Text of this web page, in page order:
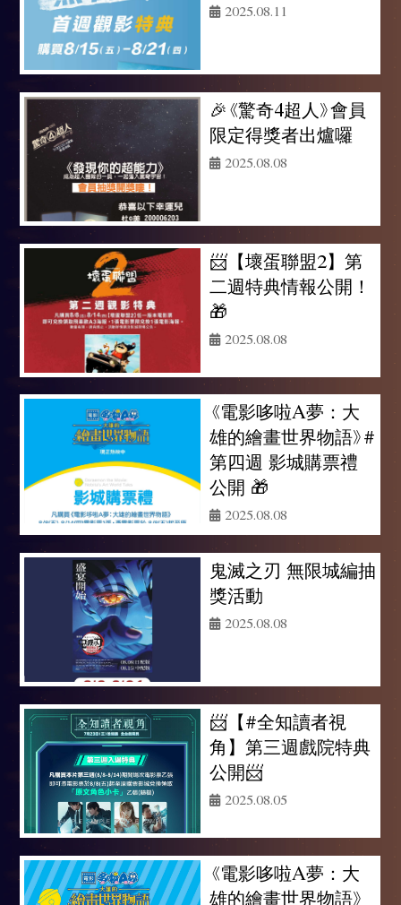
2025.08.11
🎉《驚奇4超人》會員
限定得獎者出爐囉
2025.08.08
📨【壞蛋聯盟2】第
二週特典情報公開！
🎁
2025.08.08
《電影哆啦A夢：大
雄的繪畫世界物語》#
第四週 影城購票禮
公開 🎁
2025.08.08
鬼滅之刃 無限城編抽
獎活動
2025.08.08
📨【#全知讀者視
角】第三週戲院特典
公開📨
2025.08.05
《電影哆啦A夢：大
雄的繪畫世界物語》